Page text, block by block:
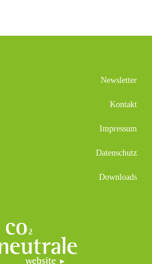
Newsletter
Kontakt
Impressum
Datenschutz
Downloads